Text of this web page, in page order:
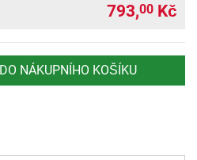
793,00 Kč
DO NÁKUPNÍHO KOŠÍKU